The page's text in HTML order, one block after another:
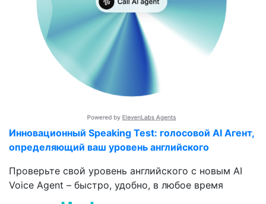
Инновационный Speaking Test: голосовой AI Агент,
определяющий ваш уровень английского
Проверьте свой уровень английского с новым AI
Voice Agent – быстро, удобно, в любое время